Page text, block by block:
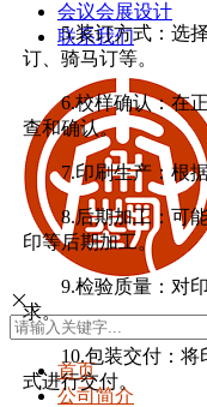
会议会展设计
联系我们
首页
公司简介
5.装订方式：选择
订、骑马订等。
6.校样确认：在正
查和确认。
7.印刷生产：根据
8.后期加工：可能
印等后期加工。
9.检验质量：对印
求。
10.包装交付：将
式进行交付。